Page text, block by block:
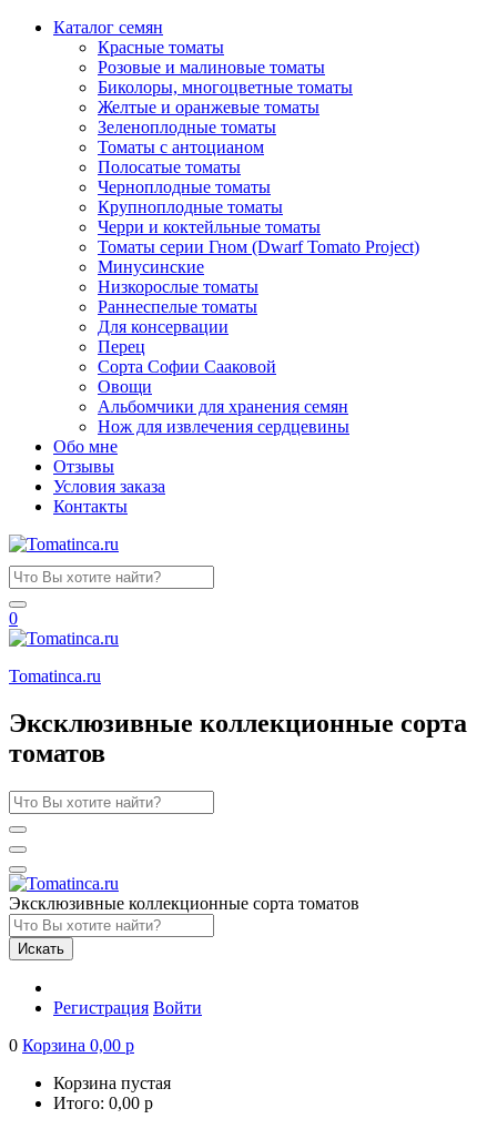
Каталог семян
Красные томаты
Розовые и малиновые томаты
Биколоры, многоцветные томаты
Желтые и оранжевые томаты
Зеленоплодные томаты
Томаты с антоцианом
Полосатые томаты
Черноплодные томаты
Крупноплодные томаты
Черри и коктейльные томаты
Томаты серии Гном (Dwarf Tomato Project)
Минусинские
Низкорослые томаты
Раннеспелые томаты
Для консервации
Перец
Сорта Софии Сааковой
Овощи
Альбомчики для хранения семян
Нож для извлечения сердцевины
Обо мне
Отзывы
Условия заказа
Контакты
0
Tomatinсa.ru
Эксклюзивные коллекционные сорта
томатов
Эксклюзивные коллекционные сорта томатов
Искать
Регистрация Войти
0 Корзина 0,00 р
Корзина пустая
Итого: 0,00 р